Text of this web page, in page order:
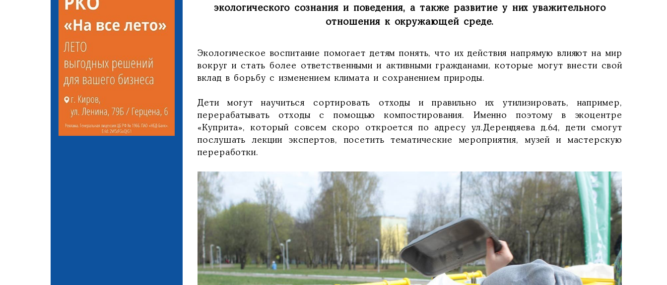
экологического сознания и поведения, а также развитие у них уважительного
отношения к окружающей среде.
Экологическое воспитание помогает детям понять, что их действия напрямую влияют на мир
вокруг и стать более ответственными и активными гражданами, которые могут внести свой
вклад в борьбу с изменением климата и сохранением природы.
Дети могут научиться сортировать отходы и правильно их утилизировать, например,
перерабатывать отходы с помощью компостирования. Именно поэтому в экоцентре
«Куприта», который совсем скоро откроется по адресу ул.Дерендяева д.64, дети смогут
послушать лекции экспертов, посетить тематические мероприятия, музей и мастерскую
переработки.